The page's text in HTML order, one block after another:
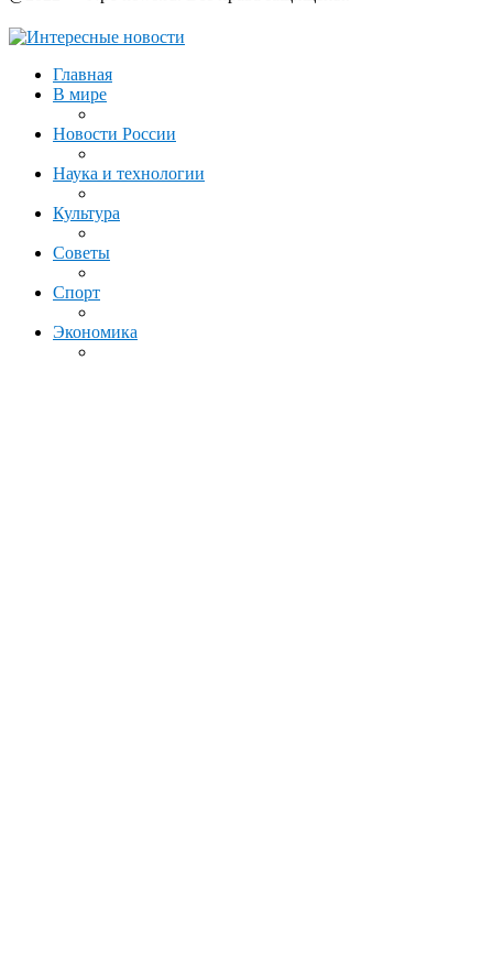
Главная
В мире
Новости России
Наука и технологии
Культура
Советы
Спорт
Экономика